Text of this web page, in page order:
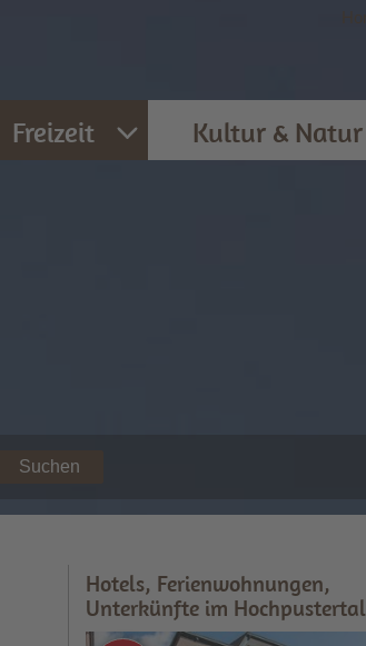
Suchen
Freizeit Kultur & Natur
Hotels, Ferienwohnungen,
Unterkünfte im Hochpustertal